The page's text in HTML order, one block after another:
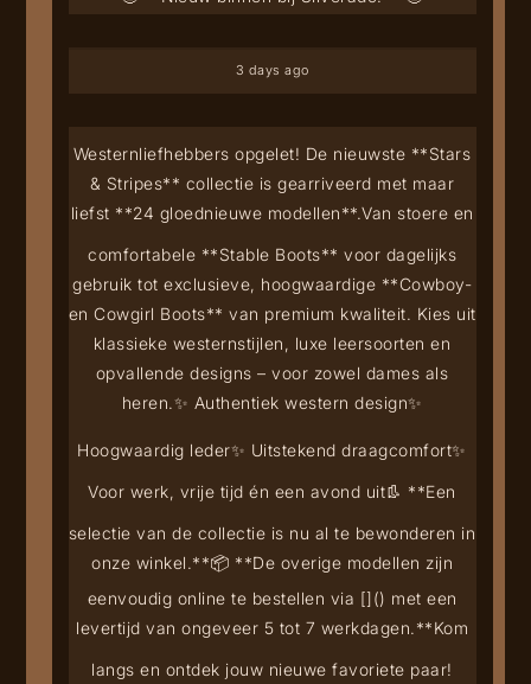
3 days ago
Westernliefhebbers opgelet! De nieuwste **Stars
& Stripes** collectie is gearriveerd met maar
liefst **24 gloednieuwe modellen**.Van stoere en
comfortabele **Stable Boots** voor dagelijks
gebruik tot exclusieve, hoogwaardige **Cowboy-
en Cowgirl Boots** van premium kwaliteit. Kies uit
klassieke westernstijlen, luxe leersoorten en
opvallende designs – voor zowel dames als
heren.✨ Authentiek western design✨
Hoogwaardig leder✨ Uitstekend draagcomfort✨
Voor werk, vrije tijd én een avond uit👢 **Een
selectie van de collectie is nu al te bewonderen in
onze winkel.**📦 **De overige modellen zijn
eenvoudig online te bestellen via []() met een
levertijd van ongeveer 5 tot 7 werkdagen.**Kom
langs en ontdek jouw nieuwe favoriete paar!